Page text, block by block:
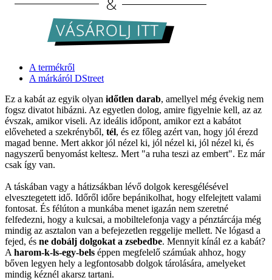
A termékről
A márkáról DStreet
Ez a kabát az egyik olyan időtlen darab, amellyel még évekig nem
fogsz divatot hibázni. Az egyetlen dolog, amire figyelnie kell, az az
évszak, amikor viseli. Az ideális időpont, amikor ezt a kabátot
előveheted a szekrényből, tél, és ez főleg azért van, hogy jól érezd
magad benne. Mert akkor jól nézel ki, jól nézel ki, jól nézel ki, és
nagyszerű benyomást keltesz. Mert "a ruha teszi az embert". Ez már
csak így van.
A táskában vagy a hátizsákban lévő dolgok keresgélésével
elvesztegetett idő. Időről időre bepánikolhat, hogy elfelejtett valami
fontosat. És félúton a munkába menet igazán nem szeretné
felfedezni, hogy a kulcsai, a mobiltelefonja vagy a pénztárcája még
mindig az asztalon van a befejezetlen reggelije mellett. Ne lógasd a
fejed, és ne dobálj dolgokat a zsebedbe. Mennyit kínál ez a kabát?
A harom-k-ls-egy-bels éppen megfelelő számúak ahhoz, hogy
bőven legyen hely a legfontosabb dolgok tárolására, amelyeket
mindig kéznél akarsz tartani.